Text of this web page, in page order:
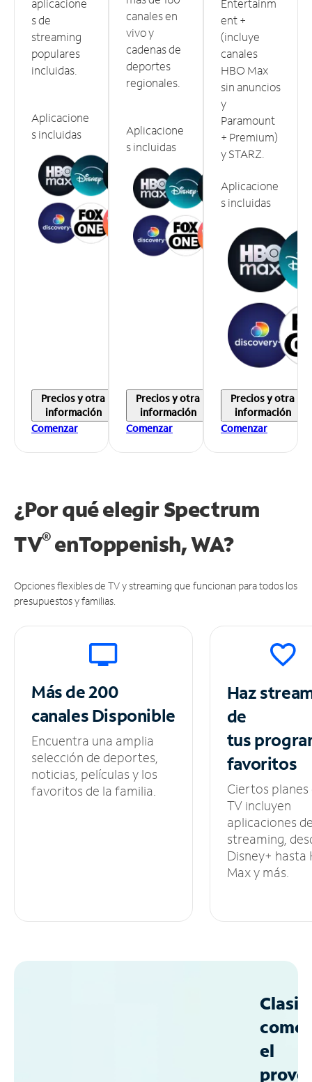
aplicacione
s de
streaming
populares
incluidas.
Aplicacione
s incluidas
Precios y otra
información
Comenzar
canales en
vivo y
cadenas de
deportes
regionales.
Aplicacione
s incluidas
Precios y otra
información
Comenzar
Entertainm
ent +
(incluye
canales
HBO Max
sin anuncios
y
Paramount
+ Premium)
y STARZ.
Aplicacione
s incluidas
Precios y otra
información
Comenzar
¿Por qué elegir Spectrum
TV®enToppenish, WA?
Opciones flexibles de TV y streaming que funcionan para todos los
presupuestos y familias.
Más de 200
canalesDisponible
Encuentra una amplia
selección de deportes,
noticias, películas y los
favoritos de la familia.
Haz
de
tus
favoritos
Ciertos planes
TV incluyen
aplicaciones
streaming,
Disney+ hasta
Max y más.
como
el